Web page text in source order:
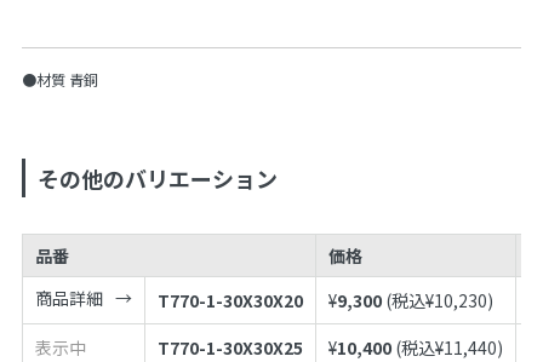
●材質 青銅
その他のバリエーション
品番 価格
商品詳細
T770-1-30X30X20 ¥9,300 (税込¥10,230)
表示中
T770-1-30X30X25 ¥10,400 (税込¥11,440)